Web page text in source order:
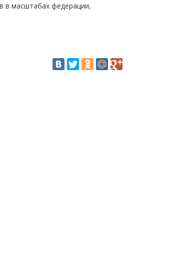
в масштабах федерации,